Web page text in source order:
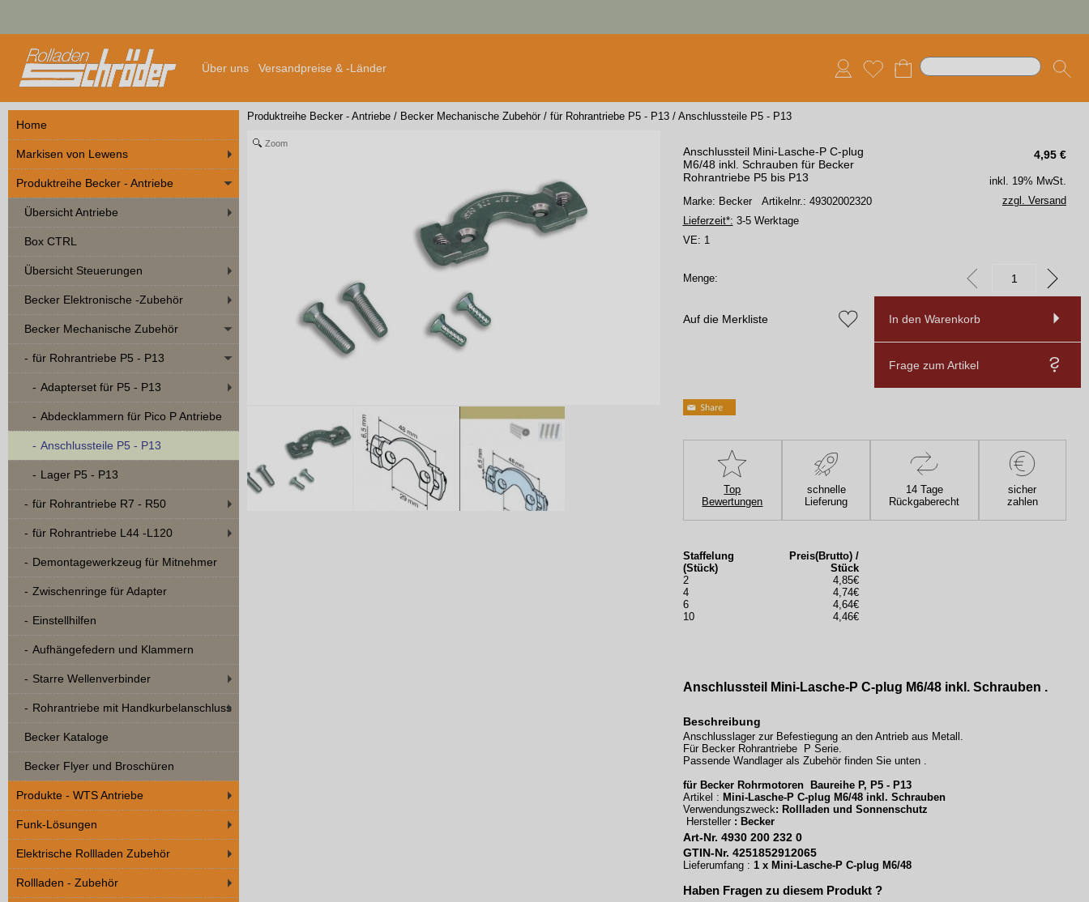
Über uns Versandpreise & -Länder
Home
Markisen von Lewens
Produktreihe Becker - Antriebe
Übersicht Antriebe
Box CTRL
Übersicht Steuerungen
Becker Elektronische -Zubehör
Becker Mechanische Zubehör
für Rohrantriebe P5 - P13
Adapterset für P5 - P13
Abdecklammern für Pico P Antriebe
Anschlussteile P5 - P13
Lager P5 - P13
für Rohrantriebe R7 - R50
für Rohrantriebe L44 -L120
Demontagewerkzeug für Mitnehmer
Zwischenringe für Adapter
Einstellhilfen
Aufhängefedern und Klammern
Starre Wellenverbinder
Rohrantriebe mit Handkurbelanschluss
Becker Kataloge
Becker Flyer und Broschüren
Produkte - WTS Antriebe
Funk-Lösungen
Elektrische Rollladen Zubehör
Rollladen - Zubehör
Produktreihe Becker - Antriebe / Becker Mechanische Zubehör / für Rohrantriebe P5 - P13 / Anschlussteile P5 - P13
Zoom
4,95 €
Anschlussteil Mini-Lasche-P C-plug
M6/48 inkl. Schrauben für Becker
Rohrantriebe P5 bis P13
Marke: Becker Artikelnr.: 49302002320
Lieferzeit*: 3-5 Werktage
VE: 1
inkl. 19% MwSt.
zzgl. Versand
Menge:
Auf die Merkliste In den Warenkorb
Frage zum Artikel
Top
Bewertungen
schnelle
Lieferung
14 Tage
Rückgaberecht
sicher
zahlen
Staffelung
(Stück)
Preis(Brutto) /
Stück
2
4,85€
4
4,74€
6
4,64€
10
4,46€
Anschlussteil Mini-Lasche-P C-plug M6/48 inkl. Schrauben .
Beschreibung
Anschlusslager zur Befestiegung an den Antrieb aus Metall.
Für Becker Rohrantriebe P Serie.
Passende Wandlager als Zubehör finden Sie unten .
für Becker Rohrmotoren Baureihe P, P5 - P13
Artikel : Mini-Lasche-P C-plug M6/48 inkl. Schrauben
Verwendungszweck: Rollladen und Sonnenschutz
Hersteller: Becker
Art-Nr. 4930 200 232 0
GTIN-Nr. 4251852912065
Lieferumfang : 1 x Mini-Lasche-P C-plug M6/48
Haben Fragen zu diesem Produkt ?